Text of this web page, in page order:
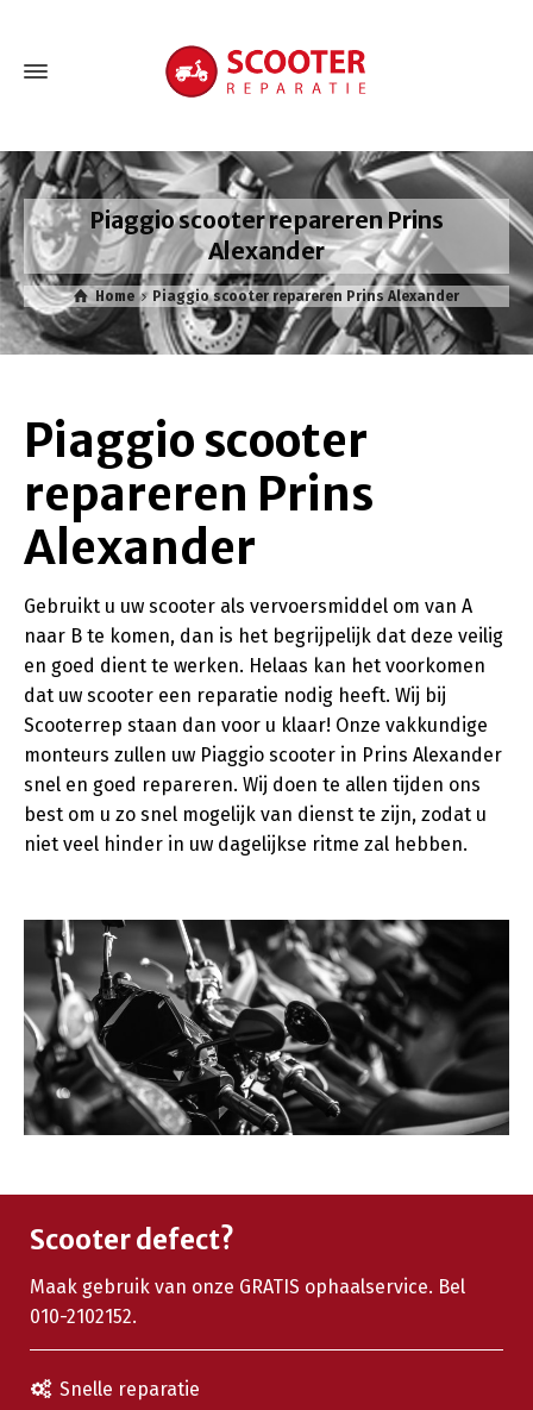
Piaggio scooter repareren Prins
Alexander
Home Piaggio scooter repareren Prins Alexander
Piaggio scooter
repareren Prins
Alexander
Gebruikt u uw scooter als vervoersmiddel om van A
naar B te komen, dan is het begrijpelijk dat deze veilig
en goed dient te werken. Helaas kan het voorkomen
dat uw scooter een reparatie nodig heeft. Wij bij
Scooterrep staan dan voor u klaar! Onze vakkundige
monteurs zullen uw Piaggio scooter in Prins Alexander
snel en goed repareren. Wij doen te allen tijden ons
best om u zo snel mogelijk van dienst te zijn, zodat u
niet veel hinder in uw dagelijkse ritme zal hebben.
Scooter defect?
Maak gebruik van onze GRATIS ophaalservice. Bel
010-2102152.
Snelle reparatie